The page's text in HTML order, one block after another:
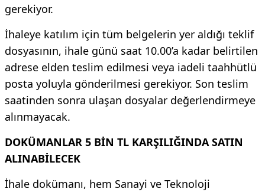
gerekiyor.
İhaleye katılım için tüm belgelerin yer aldığı teklif
dosyasının, ihale günü saat 10.00’a kadar belirtilen
adrese elden teslim edilmesi veya iadeli taahhütlü
posta yoluyla gönderilmesi gerekiyor. Son teslim
saatinden sonra ulaşan dosyalar değerlendirmeye
alınmayacak.
DOKÜMANLAR 5 BİN TL KARŞILIĞINDA SATIN
ALINABİLECEK
İhale dokümanı, hem Sanayi ve Teknoloji